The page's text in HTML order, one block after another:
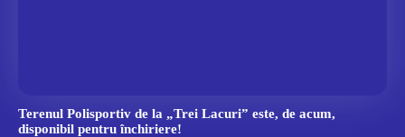
Terenul Polisportiv de la „Trei Lacuri” este, de acum,
disponibil pentru închiriere!